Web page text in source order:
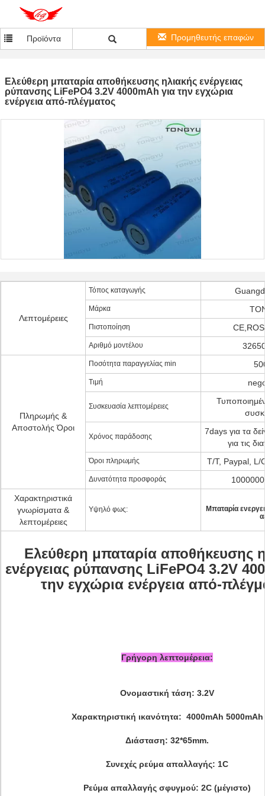
Προϊόντα Προμηθευτής επαφών
Ελεύθερη μπαταρία αποθήκευσης ηλιακής ενέργειας
ρύπανσης LiFePO4 3.2V 4000mAh για την εγχώρια
ενέργεια από-πλέγματος
Λεπτομέρειες
Τόπος καταγωγής
Μάρκα
Πιστοποίηση
Αριθμό μοντέλου
Πληρωμής &
Αποστολής Όροι
Ποσότητα παραγγελίας min
Τιμή
Συσκευασία λεπτομέρειες
Χρόνος παράδοσης
7days για τα
για τις
Όροι πληρωμής T/T, Paypal, L/
Δυνατότητα προσφοράς
Χαρακτηριστικά
γνωρίσματα &
λεπτομέρειες
Υψηλό φως:
Μπαταρία
Ελεύθερη μπαταρία αποθήκευσης
ενέργειας ρύπανσης LiFePO4 3.2V
την εγχώρια ενέργεια από-
Γρήγορη λεπτομέρεια:
Ονομαστική τάση: 3.2V
Χαρακτηριστική ικανότητα: 4000mAh 5000mAh
Διάσταση: 32*65mm.
Συνεχές ρεύμα απαλλαγής: 1C
Ρεύμα απαλλαγής σφυγμού: 2C (μέγιστο)